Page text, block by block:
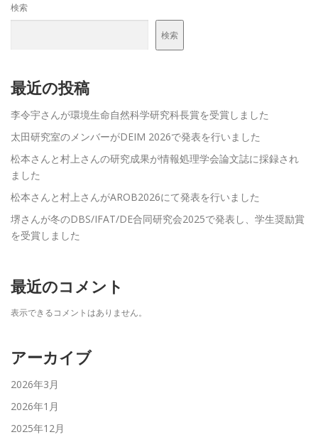
シ
検索
検索
最近の投稿
李令宇さんが環境生命自然科学研究科長賞を受賞しました
太田研究室のメンバーがDEIM 2026で発表を行いました
松本さんと村上さんの研究成果が情報処理学会論文誌に採録され
ました
松本さんと村上さんがAROB2026にて発表を行いました
堺さんが冬のDBS/IFAT/DE合同研究会2025で発表し、学生奨励賞
を受賞しました
最近のコメント
表示できるコメントはありません。
アーカイブ
2026年3月
2026年1月
2025年12月